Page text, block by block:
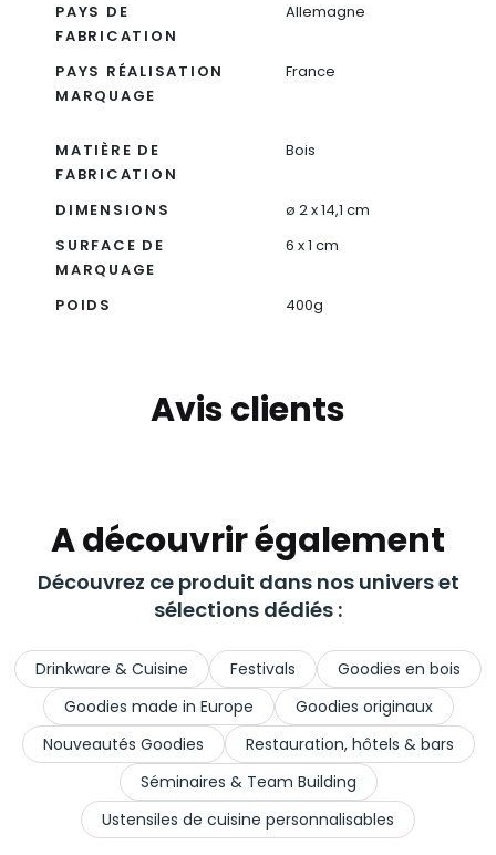
PAYS DE
FABRICATION
Allemagne
PAYS RÉALISATION
MARQUAGE
France
MATIÈRE DE
FABRICATION
Bois
DIMENSIONS
ø 2 x 14,1 cm
SURFACE DE
MARQUAGE
6 x 1 cm
POIDS 400g
Avis clients
A découvrir également
Découvrez ce produit dans nos univers et
sélections dédiés :
Drinkware & Cuisine Festivals
Goodies en bois
Goodies made in Europe
Goodies originaux
Nouveautés Goodies
Restauration, hôtels & bars
Séminaires & Team Building
Ustensiles de cuisine personnalisables